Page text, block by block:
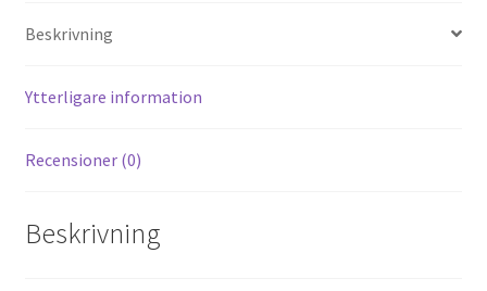
es di
t
k
Beskrivning
Ytterligare information
Recensioner (0)
Beskrivning